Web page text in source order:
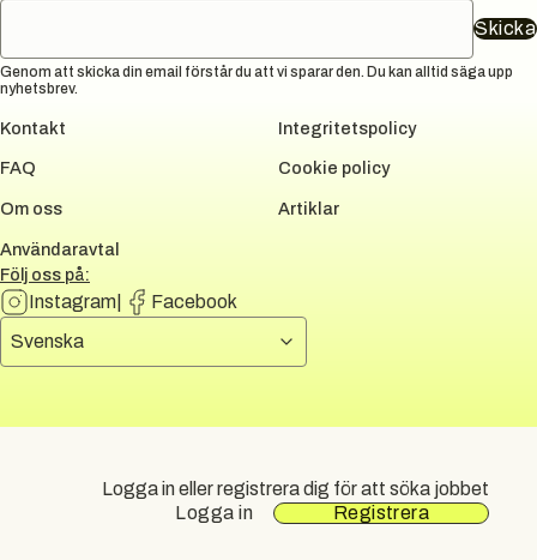
Logga in eller registrera dig för att söka jobbet
Logga in
Registrera
Skicka
Genom att skicka din email förstår du att vi sparar den. Du kan alltid säga upp
nyhetsbrev.
Kontakt
FAQ
Om oss
Användaravtal
Integritetspolicy
Cookie policy
Artiklar
Följ oss på:
Instagram
Facebook
Välj språk
Svenska
All rights reserved.
2026